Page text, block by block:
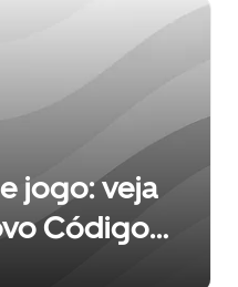
jogo: veja
Código
e